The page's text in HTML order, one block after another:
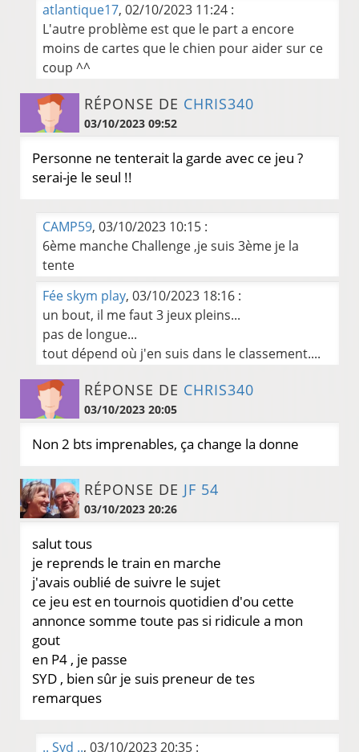
atlantique17, 02/10/2023 11:24 :
L'autre problème est que le part a encore
moins de cartes que le chien pour aider sur ce
coup ^^
RÉPONSE DE CHRIS340
03/10/2023 09:52
Personne ne tenterait la garde avec ce jeu ?
serai-je le seul !!
CAMP59, 03/10/2023 10:15 :
6ème manche Challenge ,je suis 3ème je la
tente
Fée skym play, 03/10/2023 18:16 :
un bout, il me faut 3 jeux pleins...
pas de longue...
tout dépend où j'en suis dans le classement....
RÉPONSE DE CHRIS340
03/10/2023 20:05
Non 2 bts imprenables, ça change la donne
RÉPONSE DE JF 54
03/10/2023 20:26
salut tous
je reprends le train en marche
j'avais oublié de suivre le sujet
ce jeu est en tournois quotidien d'ou cette
annonce somme toute pas si ridicule a mon
gout
en P4 , je passe
SYD , bien sûr je suis preneur de tes
remarques
.. Syd .., 03/10/2023 20:35 :